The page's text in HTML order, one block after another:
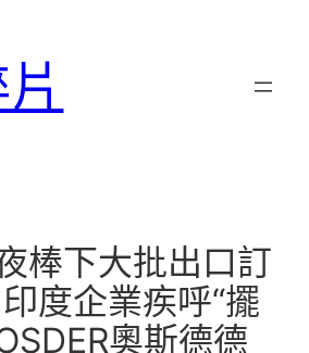
棒下大批出口訂
度企業疾呼“擺
奧斯德德